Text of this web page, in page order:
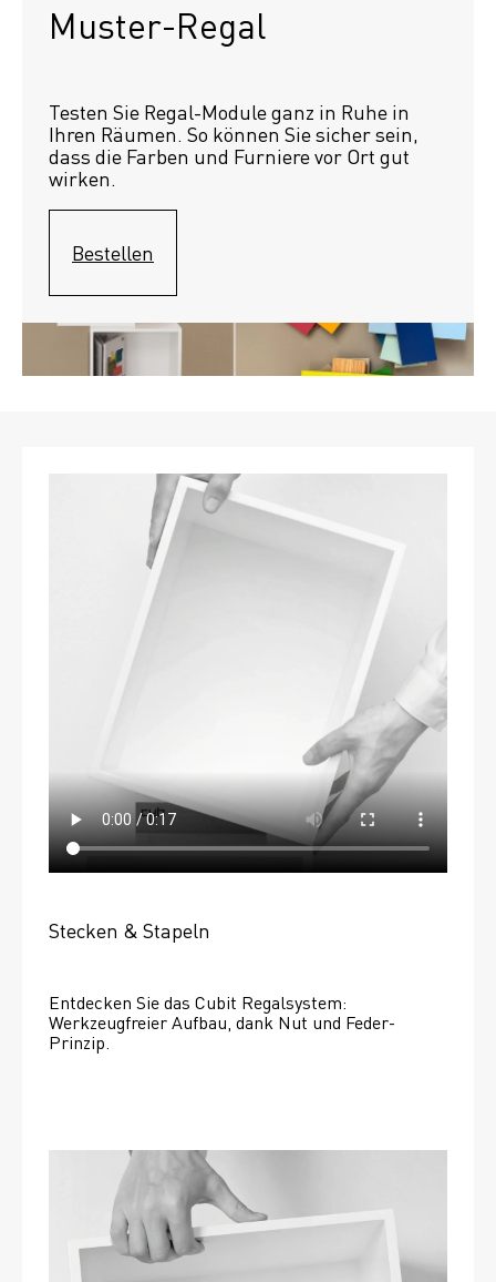
Muster-Regal
Testen Sie Regal-Module ganz in Ruhe in
Ihren Räumen. So können Sie sicher sein,
dass die Farben und Furniere vor Ort gut
wirken.
Bestellen
Stecken & Stapeln
Entdecken Sie das Cubit Regalsystem:
Werkzeugfreier Aufbau, dank Nut und Feder-
Prinzip.